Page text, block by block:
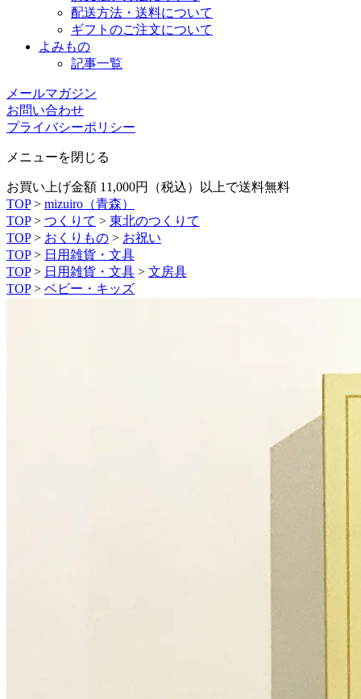
配送方法・送料について
ギフトのご注文について
よみもの
記事一覧
メールマガジン
お問い合わせ
プライバシーポリシー
メニューを閉じる
お買い上げ金額 11,000円（税込）以上で送料無料
TOP> mizuiro（青森）
TOP > つくりて > 東北のつくりて
TOP > おくりもの > お祝い
TOP > 日用雑貨・文具
TOP > 日用雑貨・文具 > 文房具
TOP > ベビー・キッズ